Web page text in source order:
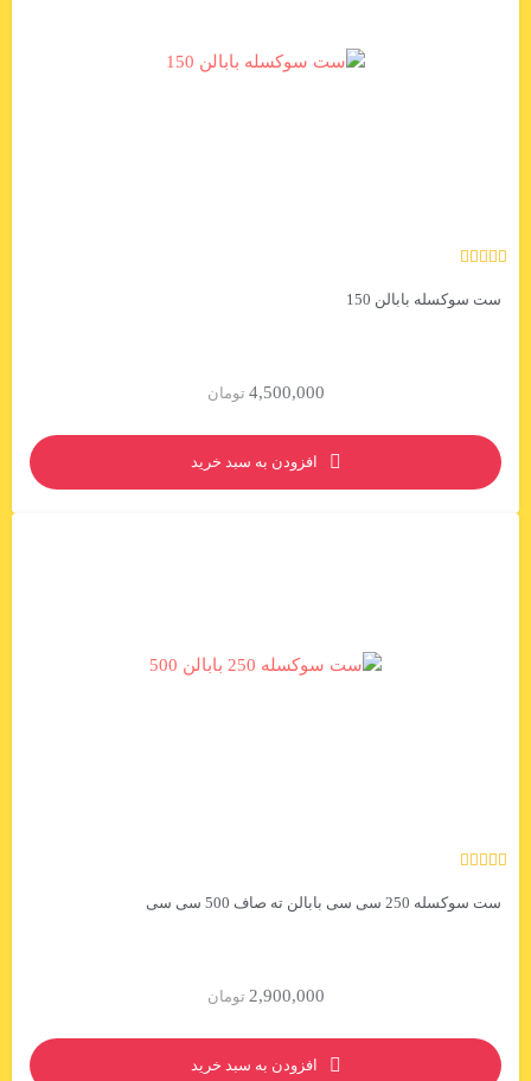
ست سوکسله بابالن 150
تومان 4,500,000
افزودن به سبد خرید
ست سوکسله 250 سی سی بابالن ته صاف 500 سی سی
تومان 2,900,000
افزودن به سبد خرید